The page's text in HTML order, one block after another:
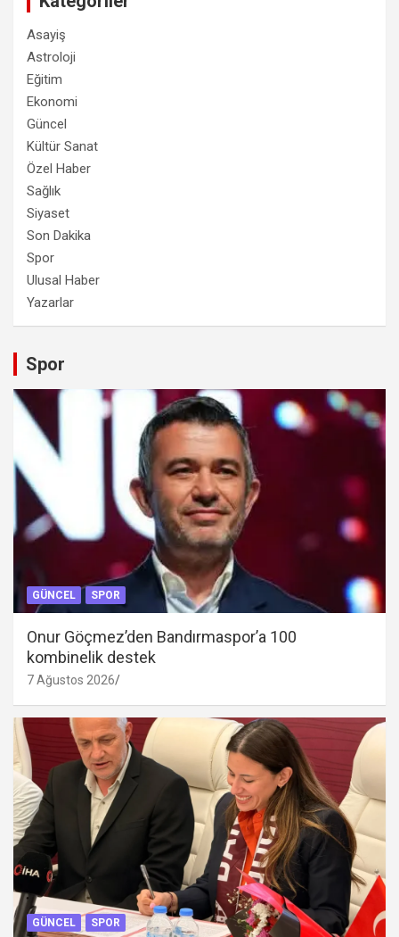
Asayiş
Astroloji
Eğitim
Ekonomi
Güncel
Kültür Sanat
Özel Haber
Sağlık
Siyaset
Son Dakika
Spor
Ulusal Haber
Yazarlar
Spor
GÜNCEL SPOR
Onur Göçmez’den Bandırmaspor’a 100
kombinelik destek
7 Ağustos 2026
GÜNCEL SPOR